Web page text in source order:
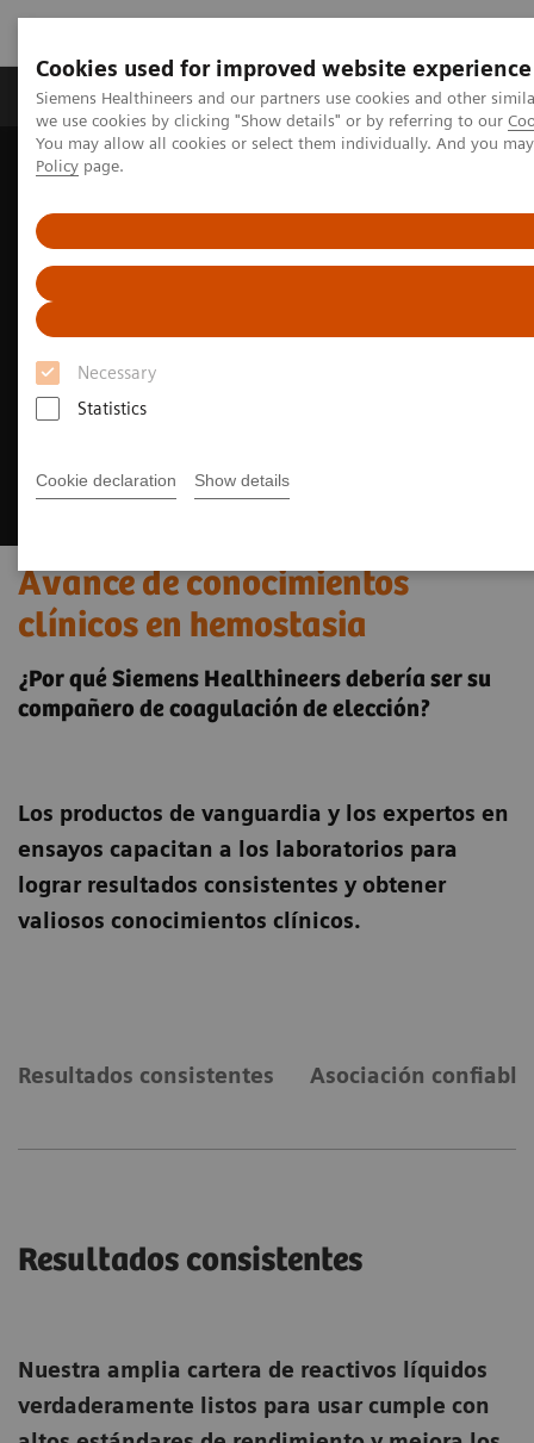
Cookies used for improved website experience
Siemens Healthineers and our partners use cookies and other
we use cookies by clicking "Show details" or by referring to our
You may allow all cookies or select them individually. And you
Policy page.
Necessary
Statistics
Cookie declaration Show details
Productos y servicios Especialidades Clínicas
Siemens Healthineers Latinoamérica
Conocimientos clínicos en las pruebas de hemostasia
Avance de conocimientos
clínicos en hemostasia
¿Por qué Siemens Healthineers debería ser su
compañero de coagulación de elección?
Los productos de vanguardia y los expertos en
ensayos capacitan a los laboratorios para
lograr resultados consistentes y obtener
valiosos conocimientos clínicos.
Resultados consistentes Asociación confiable
Resultados consistentes
Nuestra amplia cartera de reactivos líquidos
verdaderamente listos para usar cumple con